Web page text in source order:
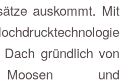
auskommt. Mit
gründlich von
und